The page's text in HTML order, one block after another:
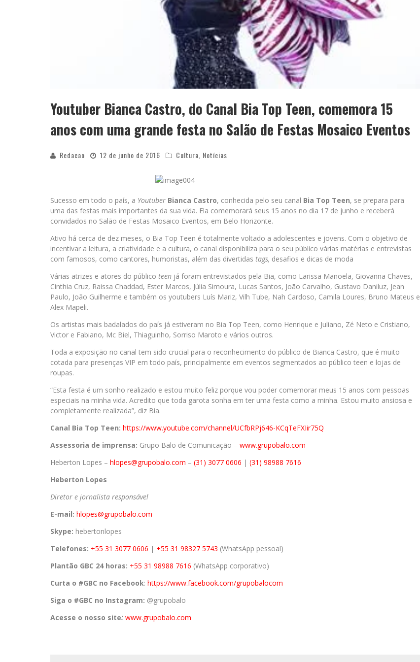
Youtuber Bianca Castro, do Canal Bia Top Teen, comemora 15
anos com uma grande festa no Salão de Festas Mosaico Eventos
Redacao 12 de junho de 2016 Cultura, Notícias
Sucesso em todo o país, a Youtuber Bianca Castro, conhecida pelo seu canal Bia Top Teen, se prepara para
uma das festas mais importantes da sua vida. Ela comemorará seus 15 anos no dia 17 de junho e receberá
convidados no Salão de Festas Mosaico Eventos, em Belo Horizonte.
Ativo há cerca de dez meses, o Bia Top Teen é totalmente voltado a adolescentes e jovens. Com o objetivo de
incentivar a leitura, a criatividade e a cultura, o canal disponibiliza para o seu público várias matérias e entrevistas
com famosos, como cantores, humoristas, além das divertidas tags, desafios e dicas de moda
Várias atrizes e atores do público teen já foram entrevistados pela Bia, como Larissa Manoela, Giovanna Chaves,
Cinthia Cruz, Raissa Chaddad, Ester Marcos, Júlia Simoura, Lucas Santos, João Carvalho, Gustavo Daniluz, Jean
Paulo, João Guilherme e também os youtubers Luís Mariz, Vilh Tube, Nah Cardoso, Camila Loures, Bruno Mateus e
Alex Mapeli.
Os artistas mais badalados do país já estiveram no Bia Top Teen, como Henrique e Juliano, Zé Neto e Cristiano,
Victor e Fabiano, Mc Biel, Thiaguinho, Sorriso Maroto e vários outros.
Toda a exposição no canal tem sido crucial para o reconhecimento do público de Bianca Castro, que é muito
cotada para presenças VIP em todo país, principalmente em eventos segmentados ao público teen e lojas de
roupas.
“Esta festa é um sonho realizado e estou muito feliz porque vou poder comemorar meus 15 anos com pessoas
especiais na minha vida. Acredito que toda garota sonha em ter uma festa como a minha. Estou muito ansiosa e
completamente realizada”, diz Bia.
Canal Bia Top Teen: https://www.youtube.com/channel/UCfbRPj646-KCqTeFXIir75Q
Assessoria de imprensa: Grupo Balo de Comunicação – www.grupobalo.com
Heberton Lopes – hlopes@grupobalo.com – (31) 3077 0606 | (31) 98988 7616
Heberton Lopes
Diretor e jornalista responsável
E-mail: hlopes@grupobalo.com
Skype: hebertonlopes
Telefones: +55 31 3077 0606 | +55 31 98327 5743 (WhatsApp pessoal)
Plantão GBC 24 horas: +55 31 98988 7616 (WhatsApp corporativo)
Curta o #GBC no Facebook: https://www.facebook.com/grupobalocom
Siga o #GBC no Instagram: @grupobalo
Acesse o nosso site: www.grupobalo.com